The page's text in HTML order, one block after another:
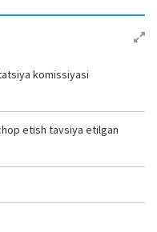
komissiyasi
etish tavsiya etilgan